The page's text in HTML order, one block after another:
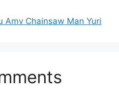
Amv Chainsaw Man Yuri